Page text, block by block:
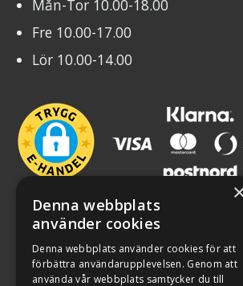
Mån-Tor 10.00-18.00
Fre 10.00-17.00
Lör 10.00-14.00
Denna webbplats
använder cookies
Denna webbplats använder cookies för att
förbättra användarupplevelsen. Genom att
använda vår webbplats samtycker du till